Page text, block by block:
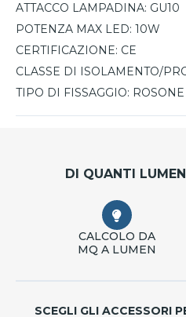
ATTACCO LAMPADINA: GU10
POTENZA MAX LED: 10W
CERTIFICAZIONE: CE
CLASSE DI ISOLAMENTO/
TIPO DI FISSAGGIO:
DI QUANTI
CALCOLO DA
MQ A LUMEN
SCEGLI GLI ACCESSORI